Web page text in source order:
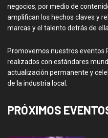
negocios, por medio de
amplifican los hechos claves y
marcas y el talento detrás de
Promovemos nuestros eventos
realizados con estándares
actualización permanente y
de la industria local.
PRÓXIMOS